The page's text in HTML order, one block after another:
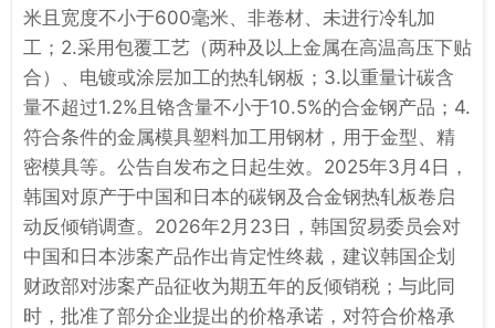
米且宽度不小于600毫米、非卷材、未进行冷轧加
工；2.采用包覆工艺（两种及以上金属在高温高压下贴
合）、电镀或涂层加工的热轧钢板；3.以重量计碳含
量不超过1.2%且铬含量不小于10.5%的合金钢产品；4.
符合条件的金属模具塑料加工用钢材，用于金型、精
密模具等。公告自发布之日起生效。2025年3月4日，
韩国对原产于中国和日本的碳钢及合金钢热轧板卷启
动反倾销调查。2026年2月23日，韩国贸易委员会对
中国和日本涉案产品作出肯定性终裁，建议韩国企划
财政部对涉案产品征收为期五年的反倾销税；与此同
时，批准了部分企业提出的价格承诺，对符合价格承